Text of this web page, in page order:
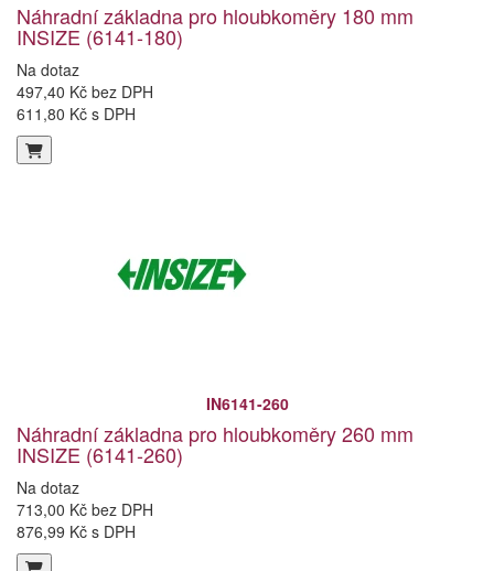
Náhradní základna pro hloubkoměry 180 mm
INSIZE (6141-180)
Na dotaz
497,40 Kč bez DPH
611,80 Kč s DPH
IN6141-260
Náhradní základna pro hloubkoměry 260 mm
INSIZE (6141-260)
Na dotaz
713,00 Kč bez DPH
876,99 Kč s DPH